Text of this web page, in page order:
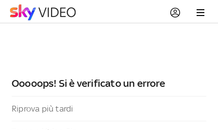
Ooooops! Si è verificato un errore
Riprova più tardi